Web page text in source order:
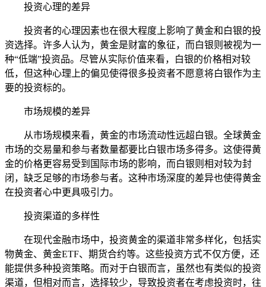
投资心理的差异
投资者的心理因素也在很大程度上影响了黄金和白银的投
资选择。许多人认为，黄金是财富的象征，而白银则被视为一
种“低端”投资品。尽管从实际价值来看，白银的价格相对较
低，但这种心理上的偏见使得很多投资者不愿意将白银作为主
要的投资标的。
市场规模的差异
从市场规模来看，黄金的市场流动性远超白银。全球黄金
市场的交易量和参与者数量都要比白银市场多得多。这使得黄
金的价格更容易受到国际市场的影响，而白银则相对较为封
闭，缺乏足够的市场参与者。这种市场深度的差异也使得黄金
在投资者心中更具吸引力。
投资渠道的多样性
在现代金融市场中，投资黄金的渠道非常多样化，包括实
物黄金、黄金ETF、期货合约等。这些投资方式不仅方便，还
能提供多种投资策略。而对于白银而言，虽然也有类似的投资
渠道，但相对而言，选择较少，导致投资者在考虑投资时，往